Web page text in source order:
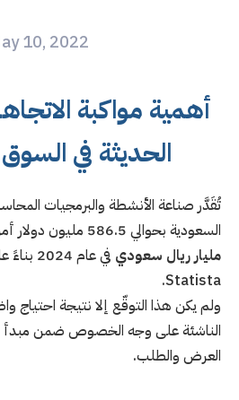
10, 2022
أهمية مواكبة
الحديثة في
تُقَدَّر صناعة الأنشطة والبرمجيات
السعودية بحوالي 586.5 مليون دولار أمريكي، أي ما يعادل
مليار ريال سعودي
في عام
Statista.
ولم يكن هذا التوقّع إلا نتيجة احتياج
الناشئة على وجه الخصوص ضمن مبدأ
العرض والطلب.